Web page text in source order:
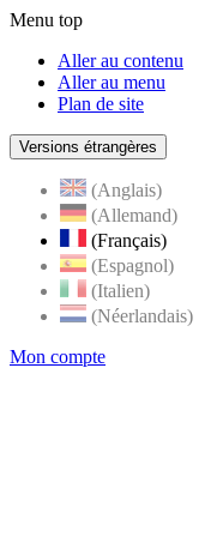
Menu top
Aller au contenu
Aller au menu
Plan de site
Versions étrangères
(Anglais)
(Allemand)
(Français)
(Espagnol)
(Italien)
(Néerlandais)
Mon compte